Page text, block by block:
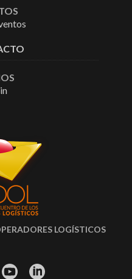
LOGÍSTICOS